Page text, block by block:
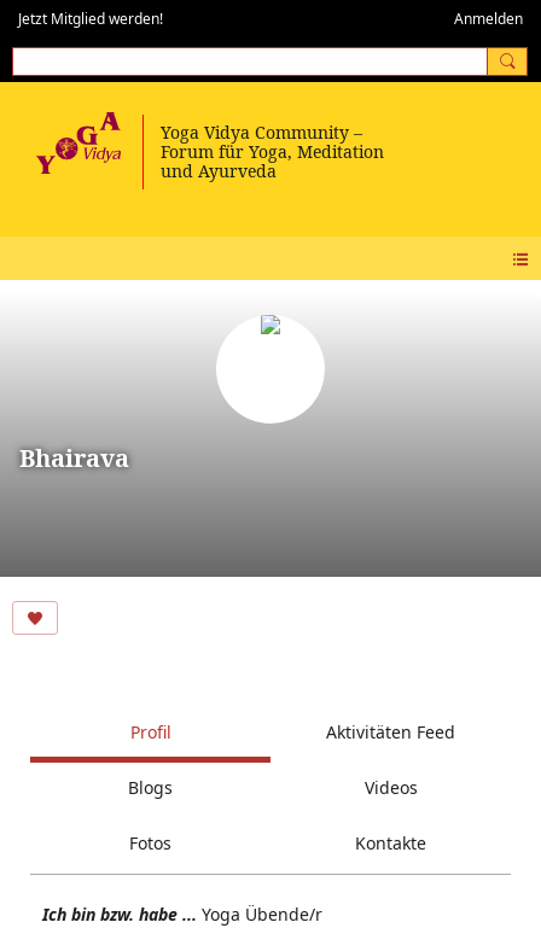
Jetzt Mitglied werden! Anmelden
Bhairava
Profil Aktivitäten Feed
Blogs Videos
Fotos Kontakte
Ich bin bzw. habe ... Yoga Übende/r